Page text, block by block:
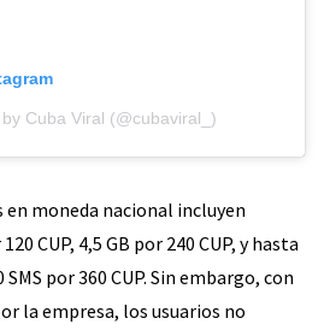
Cuba Viral (@cubaviral_)
moneda nacional incluyen
CUP, 4,5 GB por 240 CUP, y hasta
por 360 CUP. Sin embargo, con
la empresa, los usuarios no